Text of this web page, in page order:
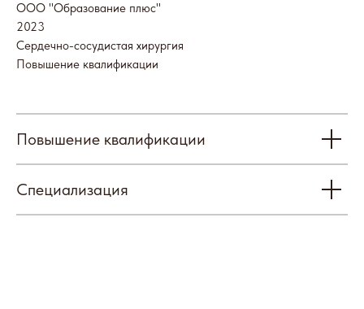
ООО "Образование плюс"
2023
Сердечно-сосудистая хирургия
Повышение квалификации
Повышение квалификации
Специализация
Наши партнеры